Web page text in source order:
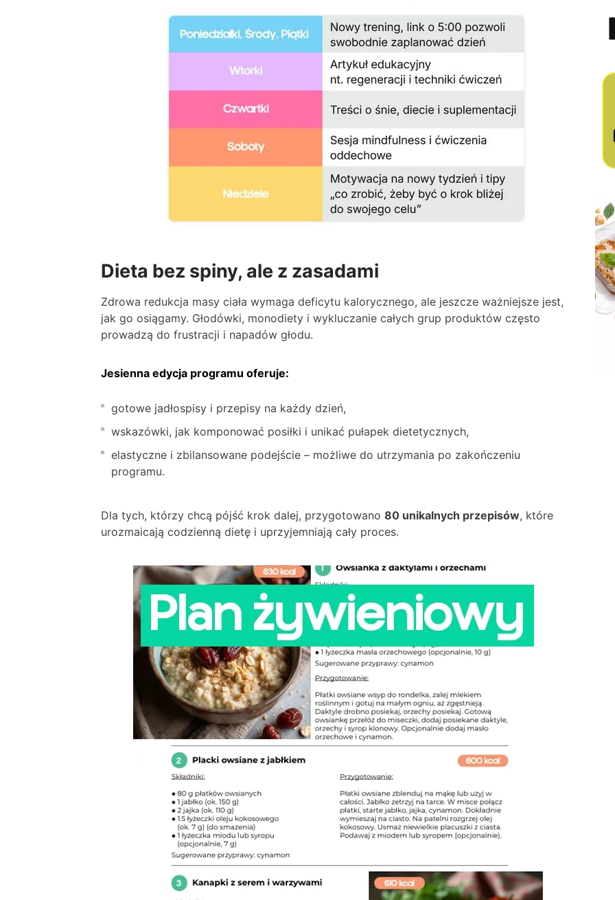
Dieta bez spiny, ale z zasadami
Zdrowa redukcja masy ciała wymaga deficytu kalorycznego, ale jeszcze ważniejsze jest,
jak go osiągamy. Głodówki, monodiety i wykluczanie całych grup produktów często
prowadzą do frustracji i napadów głodu.
Jesienna edycja programu oferuje:
gotowe jadłospisy i przepisy na każdy dzień,
wskazówki, jak komponować posiłki i unikać pułapek dietetycznych,
elastyczne i zbilansowane podejście – możliwe do utrzymania po zakończeniu
programu.
Dla tych, którzy chcą pójść krok dalej, przygotowano 80 unikalnych przepisów, które
urozmaicają codzienną dietę i uprzyjemniają cały proces.